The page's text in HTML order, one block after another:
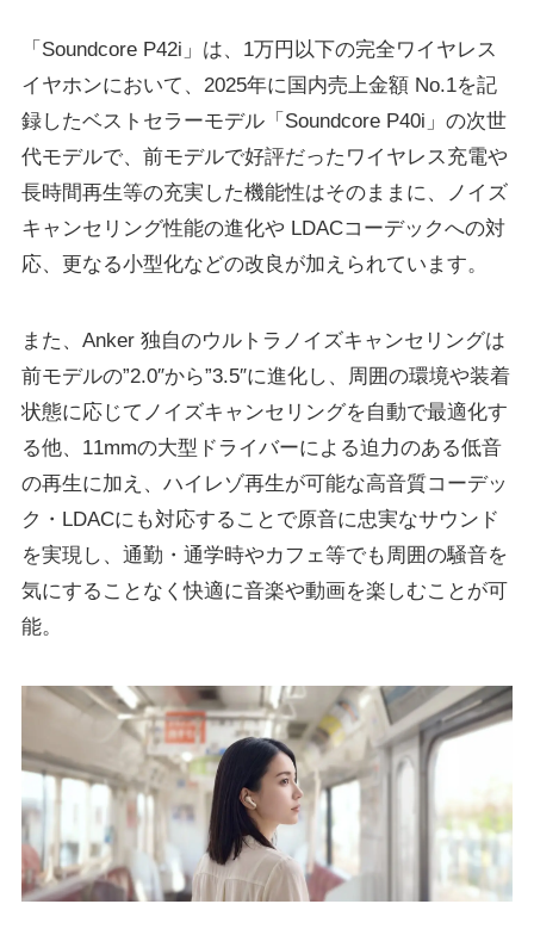
「Soundcore P42i」は、1万円以下の完全ワイヤレス
イヤホンにおいて、2025年に国内売上⾦額 No.1を記
録したベストセラーモデル「Soundcore P40i」の次世
代モデルで、前モデルで好評だったワイヤレス充電や
⻑時間再⽣等の充実した機能性はそのままに、ノイズ
キャンセリング性能の進化や LDACコーデックへの対
応、更なる小型化などの改良が加えられています。
また、Anker 独⾃のウルトラノイズキャンセリングは
前モデルの”2.0″から”3.5″に進化し、周囲の環境や装着
状態に応じてノイズキャンセリングを⾃動で最適化す
る他、11mmの⼤型ドライバーによる迫⼒のある低⾳
の再⽣に加え、ハイレゾ再⽣が可能な⾼⾳質コーデッ
ク・LDACにも対応することで原⾳に忠実なサウンド
を実現し、通勤・通学時やカフェ等でも周囲の騒⾳を
気にすることなく快適に⾳楽や動画を楽しむことが可
能。